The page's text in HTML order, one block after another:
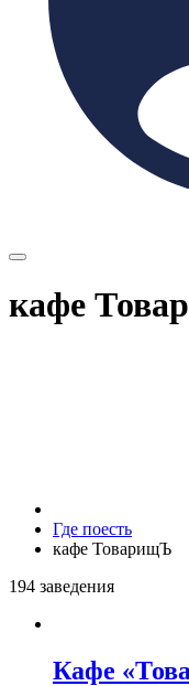
кафе
Где поесть
кафе ТоварищЪ
194 заведения
Кафе